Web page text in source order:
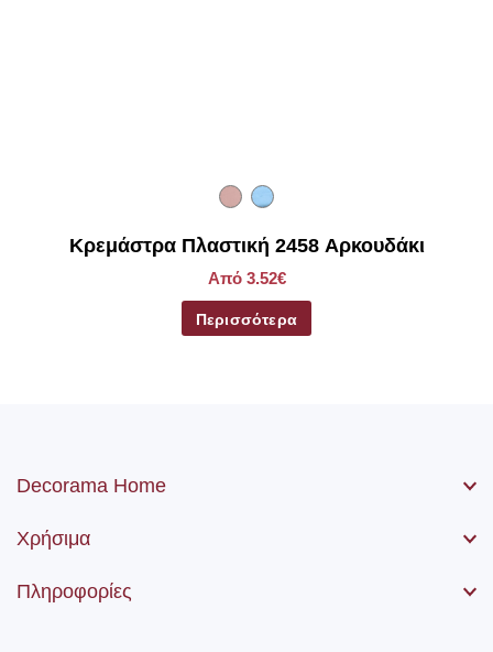
Κρεμάστρα Πλαστική 2458 Αρκουδάκι
Από 3.52€
Περισσότερα
Decorama Home
Χρήσιμα
Πληροφορίες